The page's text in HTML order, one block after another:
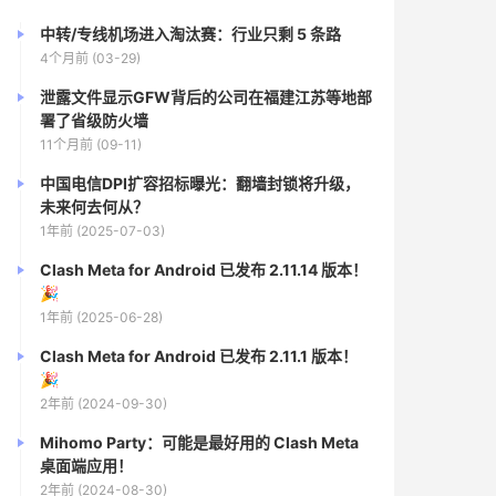
中转/专线机场进入淘汰赛：行业只剩 5 条路
4个月前 (03-29)
泄露文件显示GFW背后的公司在福建江苏等地部
署了省级防火墙
11个月前 (09-11)
中国电信DPI扩容招标曝光：翻墙封锁将升级，
未来何去何从？
1年前 (2025-07-03)
Clash Meta for Android 已发布 2.11.14 版本！
🎉
1年前 (2025-06-28)
Clash Meta for Android 已发布 2.11.1 版本！
🎉
2年前 (2024-09-30)
Mihomo Party：可能是最好用的 Clash Meta
桌面端应用！
2年前 (2024-08-30)